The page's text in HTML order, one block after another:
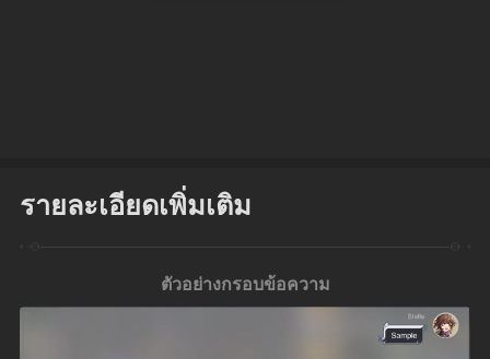
รายละเอียดเพิ่มเติม
ตัวอย่างกรอบข้อความ